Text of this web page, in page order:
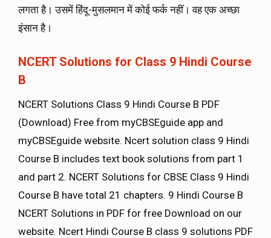
लगता है। उसमें हिंदू-मुसलमान में कोई फर्क नहीं। वह एक अच्छा
इंसान है।
NCERT Solutions for Class 9 Hindi Course
B
NCERT Solutions Class 9 Hindi Course B PDF
(Download) Free from myCBSEguide app and
myCBSEguide website. Ncert solution class 9 Hindi
Course B includes text book solutions from part 1
and part 2. NCERT Solutions for CBSE Class 9 Hindi
Course B have total 21 chapters. 9 Hindi Course B
NCERT Solutions in PDF for free Download on our
website. Ncert Hindi Course B class 9 solutions PDF